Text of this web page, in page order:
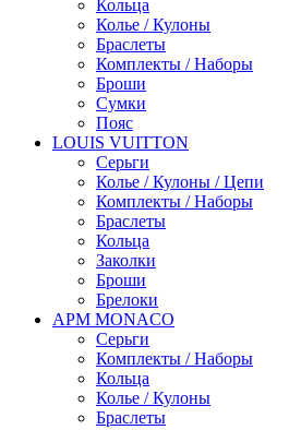
Кольца
Колье / Кулоны
Браслеты
Комплекты / Наборы
Броши
Сумки
Пояс
LOUIS VUITTON
Серьги
Колье / Кулоны / Цепи
Комплекты / Наборы
Браслеты
Кольца
Заколки
Броши
Брелоки
APM MONACO
Серьги
Комплекты / Наборы
Кольца
Колье / Кулоны
Браслеты